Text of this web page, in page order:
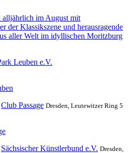
alljährlich im August mit
der Klassikszene und herausragende
aller Welt im idyllischen Moritzburg
Leuben e.V.
Club Passage Dresden, Leutewitzer Ring 5
Sächsischer Künstlerbund e.V. Dresden,